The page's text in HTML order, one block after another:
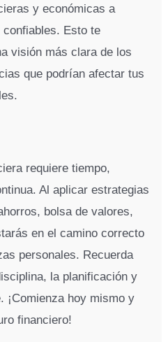
y económicas a
Esto te
visión más clara de los
que podrían afectar tus
requiere tiempo,
Al aplicar estrategias
bolsa de valores,
en el camino correcto
personales. Recuerda
la planificación y
¡Comienza hoy mismo y
financiero!